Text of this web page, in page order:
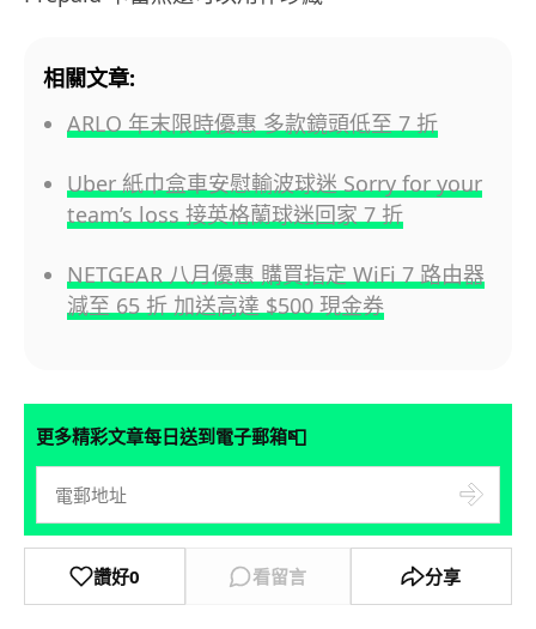
相關文章:
ARLO 年末限時優惠 多款鏡頭低至 7 折
Uber 紙巾盒車安慰輸波球迷 Sorry for your
team’s loss 接英格蘭球迷回家 7 折
NETGEAR 八月優惠 購買指定 WiFi 7 路由器
減至 65 折 加送高達 $500 現金券
更多精彩文章每日送到電子郵箱📮
讚好0 看留言 分享